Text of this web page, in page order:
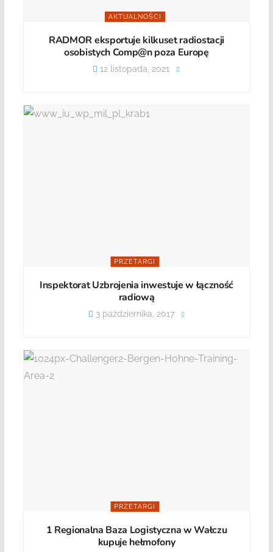
AKTUALNOŚCI
RADMOR eksportuje kilkuset radiostacji
osobistych Comp@n poza Europę
12 listopada, 2021
PRZETARGI
Inspektorat Uzbrojenia inwestuje w łączność
radiową
3 października, 2017
PRZETARGI
1 Regionalna Baza Logistyczna w Wałczu
kupuje hełmofony